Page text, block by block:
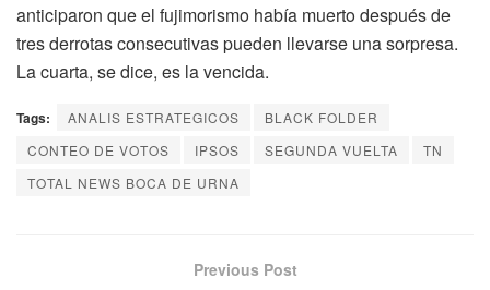
anticiparon que el fujimorismo había muerto después de
tres derrotas consecutivas pueden llevarse una sorpresa.
La cuarta, se dice, es la vencida.
Tags: ANALIS ESTRATEGICOS
BLACK FOLDER
CONTEO DE VOTOS
IPSOS SEGUNDA VUELTA
TN
TOTAL NEWS BOCA DE URNA
Previous Post